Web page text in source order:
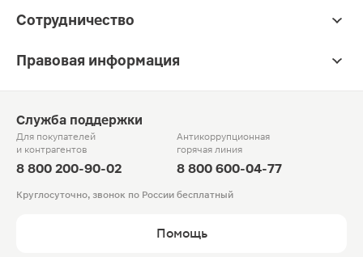
Сотрудничество
Правовая информация
Служба поддержки
Для покупателей
и контрагентов
8 800 200-90-02
Антикоррупционная
горячая линия
8 800 600-04-77
Круглосуточно, звонок по России бесплатный
Помощь